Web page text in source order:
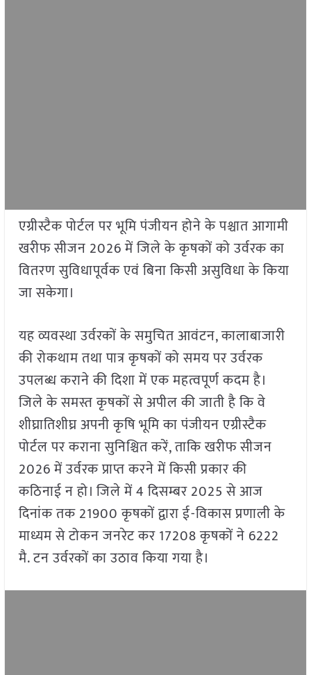
एग्रीस्टैक पोर्टल पर भूमि पंजीयन होने के पश्चात आगामी
खरीफ सीजन 2026 में जिले के कृषकों को उर्वरक का
वितरण सुविधापूर्वक एवं बिना किसी असुविधा के किया
जा सकेगा।
यह व्यवस्था उर्वरकों के समुचित आवंटन, कालाबाजारी
की रोकथाम तथा पात्र कृषकों को समय पर उर्वरक
उपलब्ध कराने की दिशा में एक महत्वपूर्ण कदम है।
जिले के समस्त कृषकों से अपील की जाती है कि वे
शीघ्रातिशीघ्र अपनी कृषि भूमि का पंजीयन एग्रीस्टैक
पोर्टल पर कराना सुनिश्चित करें, ताकि खरीफ सीजन
2026 में उर्वरक प्राप्त करने में किसी प्रकार की
कठिनाई न हो। जिले में 4 दिसम्बर 2025 से आज
दिनांक तक 21900 कृषकों द्वारा ई-विकास प्रणाली के
माध्यम से टोकन जनरेट कर 17208 कृषकों ने 6222
मै. टन उर्वरकों का उठाव किया गया है।